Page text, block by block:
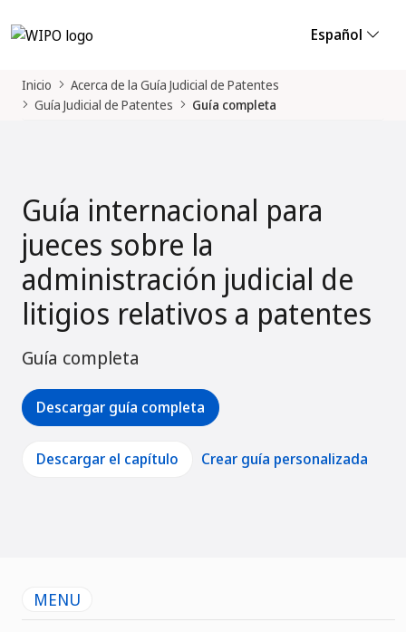
Español
Inicio
Acerca de la Guía Judicial de Patentes
Guía Judicial de Patentes
Guía completa
Guía internacional para
jueces sobre la
administración judicial de
litigios relativos a patentes
Guía completa
Descargar guía completa
Descargar el capítulo Crear guía personalizada
MENU